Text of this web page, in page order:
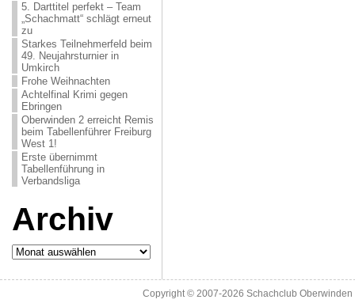
5. Darttitel perfekt – Team
„Schachmatt“ schlägt erneut
zu
Starkes Teilnehmerfeld beim
49. Neujahrsturnier in
Umkirch
Frohe Weihnachten
Achtelfinal Krimi gegen
Ebringen
Oberwinden 2 erreicht Remis
beim Tabellenführer Freiburg
West 1!
Erste übernimmt
Tabellenführung in
Verbandsliga
Archiv
Archiv
Copyright © 2007-2026Schachclub Oberwinden